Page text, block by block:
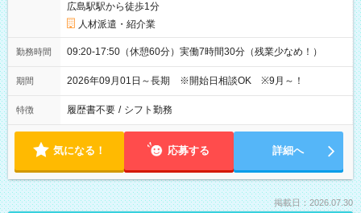
広島駅駅から徒歩1分
人材派遣・紹介業
勤務時間 09:20-17:50（休憩60分）実働7時間30分（残業少なめ！）
期間 2026年09月01日～長期 ※開始日相談OK ※9月～！
特徴 履歴書不要 / シフト勤務
気になる！ 応募する 詳細へ
掲載日：2026.07.30